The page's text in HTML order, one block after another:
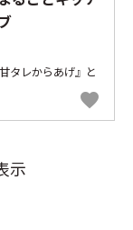
タレからあげ』と
favorite
示